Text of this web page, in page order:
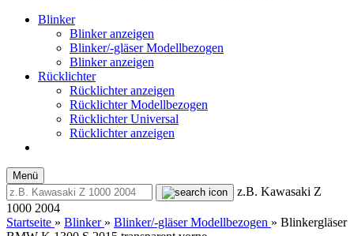
Blinker
Blinker anzeigen
Blinker/-gläser Modellbezogen
Blinker anzeigen
Rücklichter
Rücklichter anzeigen
Rücklichter Modellbezogen
Rücklichter Universal
Rücklichter anzeigen
Menü
z.B. Kawasaki Z
1000 2004
Startseite » Blinker » Blinker/-gläser Modellbezogen » Blinkergläser